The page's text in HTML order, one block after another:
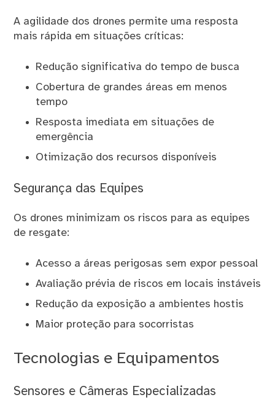
A agilidade dos drones permite uma resposta
mais rápida em situações críticas:
Redução significativa do tempo de busca
Cobertura de grandes áreas em menos
tempo
Resposta imediata em situações de
emergência
Otimização dos recursos disponíveis
Segurança das Equipes
Os drones minimizam os riscos para as equipes
de resgate:
Acesso a áreas perigosas sem expor pessoal
Avaliação prévia de riscos em locais instáveis
Redução da exposição a ambientes hostis
Maior proteção para socorristas
Tecnologias e Equipamentos
Sensores e Câmeras Especializadas